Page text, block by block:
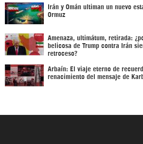
Irán y Omán ultiman un nuevo
Ormuz
Amenaza, ultimátum, retirada:
belicosa de Trump contra Irán
retroceso?
Arbaín: El viaje eterno de
renacimiento del mensaje de